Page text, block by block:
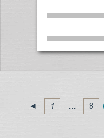
◄ 1 . . . 8